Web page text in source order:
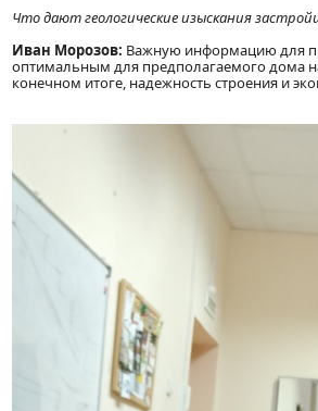
Что дают геологические изыскания
Иван Морозов: Важную информацию для
оптимальным для предполагаемого дома
конечном итоге, надежность строения и